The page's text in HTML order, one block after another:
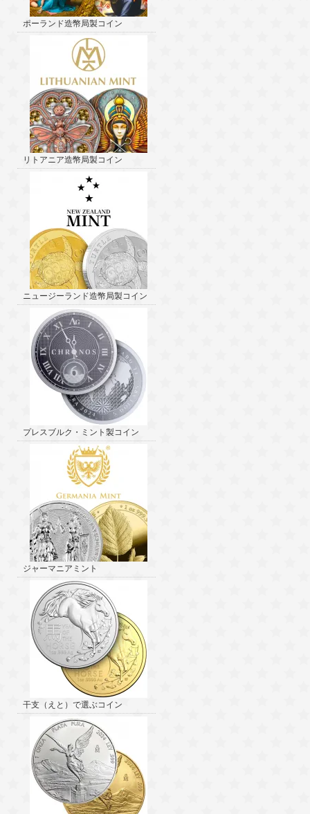
ポーランド造幣局製コイン
リトアニア造幣局製コイン
ニュージーランド造幣局製コイン
プレスブルク・ミント製コイン
ジャーマニアミント
干支（えと）で選ぶコイン